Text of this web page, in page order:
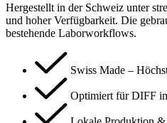
Hergestellt in der Schweiz unter
und hoher Verfügbarkeit. Die
bestehende Laborworkflows.
Swiss Made –
Optimiert für DIFF